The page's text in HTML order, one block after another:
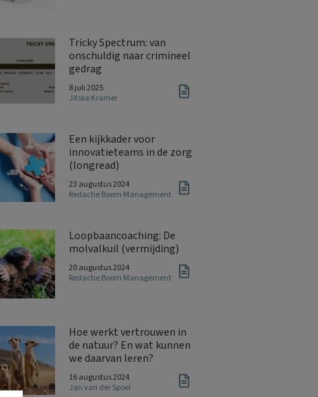
Tricky Spectrum: van
onschuldig naar crimineel
gedrag
8 juli 2025
Jitske Kramer
Een kijkkader voor
innovatieteams in de zorg
(longread)
23 augustus 2024
Redactie Boom Management
Loopbaancoaching: De
molvalkuil (vermijding)
20 augustus 2024
Redactie Boom Management
Hoe werkt vertrouwen in
de natuur? En wat kunnen
we daarvan leren?
16 augustus 2024
Jan van der Spoel